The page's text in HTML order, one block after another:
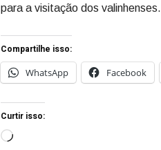
para a visitação dos valinhenses.
Compartilhe isso:
WhatsApp
Facebook
Curtir isso: